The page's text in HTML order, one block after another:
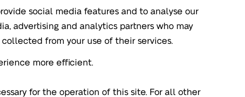
social media features and to analyse our
advertising and analytics partners who may
from your use of their services.
more efficient.
for the operation of this site. For all other